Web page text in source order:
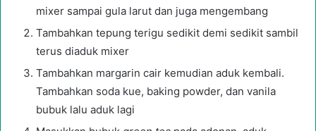
mixer sampai gula larut dan juga mengembang
Tambahkan tepung terigu sedikit demi sedikit sambil
terus diaduk mixer
Tambahkan margarin cair kemudian aduk kembali.
Tambahkan soda kue, baking powder, dan vanila
bubuk lalu aduk lagi